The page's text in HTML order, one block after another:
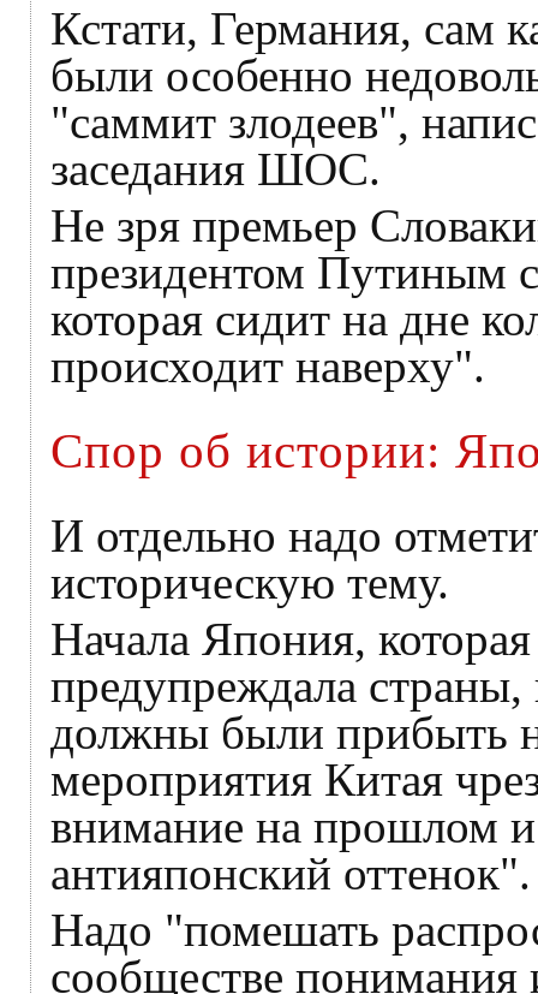
Кстати, Германия, сам
были особенно
"саммит злодеев",
заседания ШОС.
Не зря премьер
президентом Путиным
которая сидит на дне
происходит наверху".
Спор об истории:
И отдельно надо
историческую тему.
Начала Япония,
предупреждала страны,
должны были прибыть
мероприятия Китая
внимание на прошлом
антияпонский оттенок".
Надо "помешать
сообществе понимания